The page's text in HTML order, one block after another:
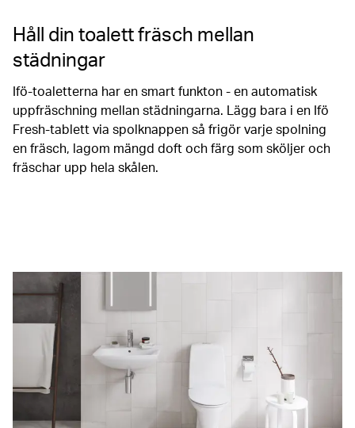
Håll din toalett fräsch mellan
städningar
Ifö-toaletterna har en smart funkton - en automatisk
uppfräschning mellan städningarna. Lägg bara i en Ifö
Fresh-tablett via spolknappen så frigör varje spolning
en fräsch, lagom mängd doft och färg som sköljer och
fräschar upp hela skålen.